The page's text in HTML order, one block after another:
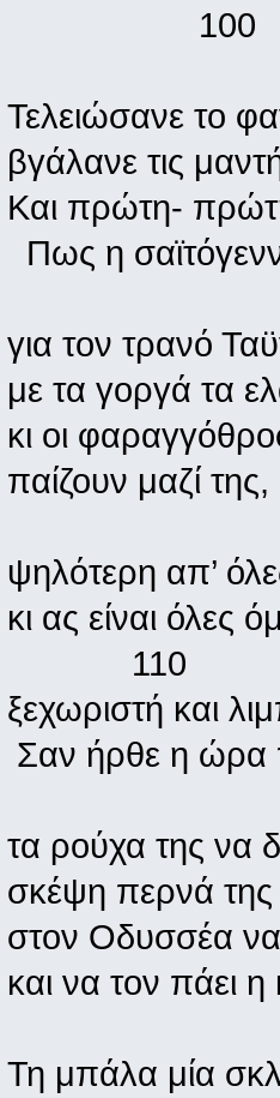
100
Τελειώσανε το
βγάλανε τις
Και πρώτη-
Πως η
για τον τρανό
με τα γοργά τα
κι οι
παίζουν μαζί
ψηλότερη απ’
κι ας είναι
110
ξεχωριστή και
Σαν ήρθε η ώρα
τα ρούχα της να
σκέψη περνά της
στον Οδυσσέα να
και να τον πάει
Τη μπάλα μία